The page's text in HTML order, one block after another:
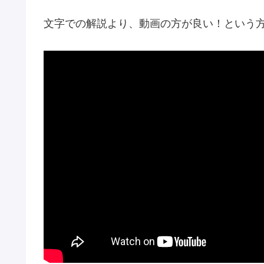
文字での解説より、動画の方が良い！という